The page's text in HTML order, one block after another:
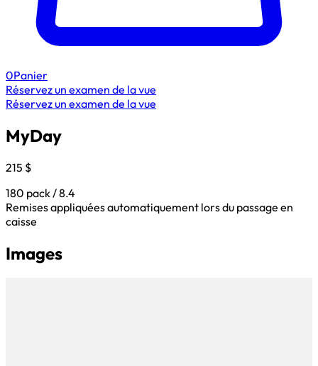
0Panier
Réservez un examen de la vue
Réservez un examen de la vue
MyDay
215 $
180 pack / 8.4
Remises appliquées automatiquement lors du passage en
caisse
Images